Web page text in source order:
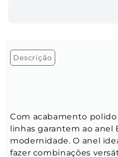
Descrição
Com acabamento
linhas garantem ao
modernidade. O anel
fazer combinações